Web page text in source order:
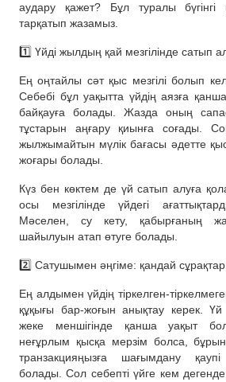
аудару қажет? Бұл туралы
тарқатып жазамыз.
1️⃣ Үйді жылдың қай мезгілінде сатып
Ең оңтайлы сәт қыс мезгілі болып
Себебі бұл уақытта үйдің аязға
байқауға болады. Жазда оның
тұстарын аңғару қиынға соғады.
жылжымайтын мүлік бағасы әдетте қыс
жоғары болады.
Күз бен көктем де үй сатып алуға
осы мезгілінде үйдегі
Мәселен, су кету, қабырғаның
шайылуын атап өтуге болады.
2️⃣ Сатушымен әңгіме: қандай
Ең алдымен үйдің тіркелген-
құқығы бар-жоғын анықтау керек. Үй
жеке меншігінде қанша уақыт
неғұрлым қысқа мерзім болса,
транзакцияңызға шағымдану
болады. Сол себепті үйге кем дегенде